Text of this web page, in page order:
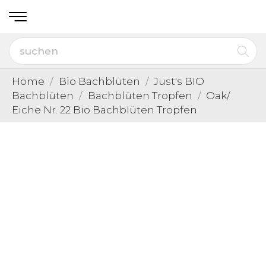
Home Bio Bachblüten
Just's BIO
Bachblüten
Bachblüten Tropfen
Oak/
Eiche Nr. 22 Bio Bachblüten Tropfen